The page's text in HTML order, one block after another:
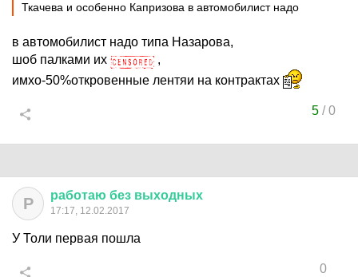
Ткачева и особенно Капризова в автомобилист надо
в автомобилист надо типа Назарова,
шоб палками их
,
имхо-50%откровенные лентяи на контрактах
5/0
Р работаю без выходных
17:17, 12.02.2017
У Толи первая пошла
0